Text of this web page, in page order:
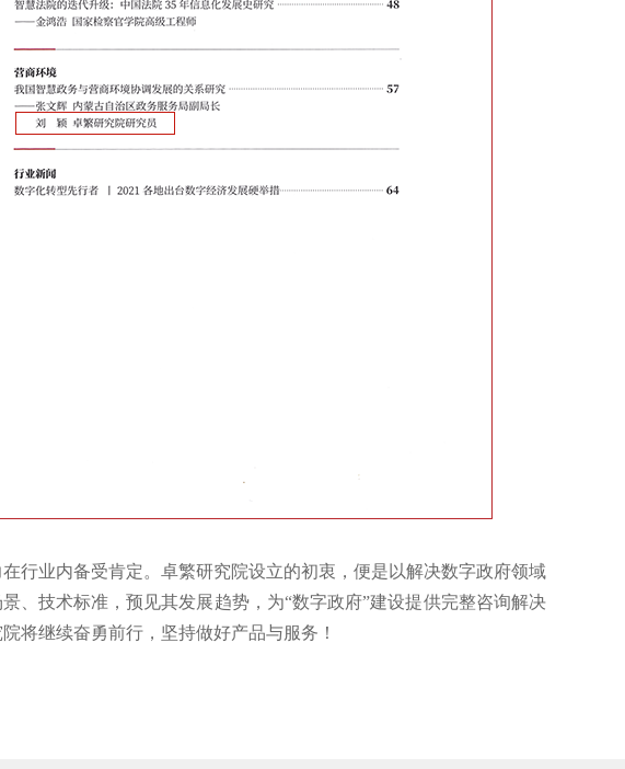
行业内备受肯定。卓繁研究院设立的初衷，便是以解决数字政府领域
、技术标准，预见其发展趋势，为“数字政府”建设提供完整咨询解决
将继续奋勇前行，坚持做好产品与服务！